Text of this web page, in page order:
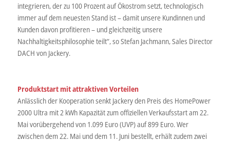
integrieren, der zu 100 Prozent auf Ökostrom setzt, technologisch
immer auf dem neuesten Stand ist – damit unsere Kundinnen und
Kunden davon profitieren – und gleichzeitig unsere
Nachhaltigkeitsphilosophie teilt“, so Stefan Jachmann, Sales Director
DACH von Jackery.
Produktstart mit attraktiven Vorteilen
Anlässlich der Kooperation senkt Jackery den Preis des HomePower
2000 Ultra mit 2 kWh Kapazität zum offiziellen Verkaufsstart am 22.
Mai vorübergehend von 1.099 Euro (UVP) auf 899 Euro. Wer
zwischen dem 22. Mai und dem 11. Juni bestellt, erhält zudem zwei